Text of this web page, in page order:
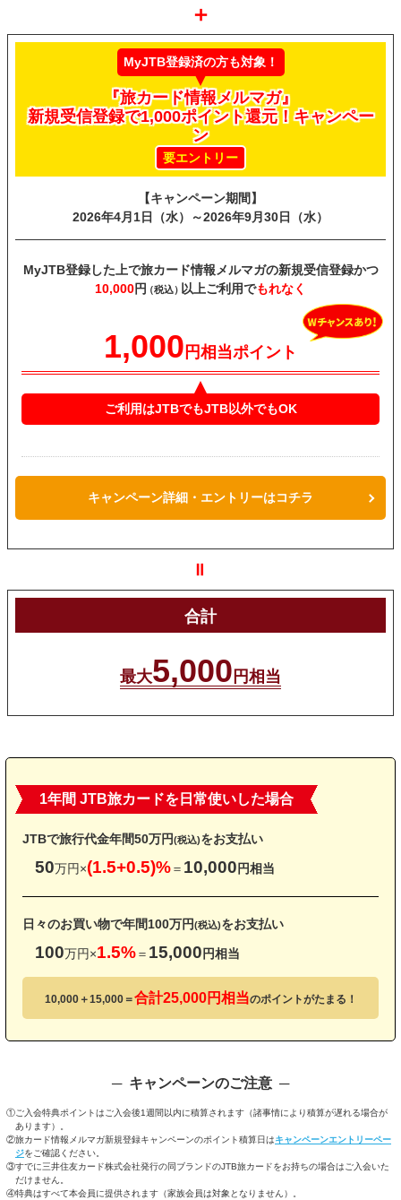
＋
MyJTB登録済の方も対象！
『旅カード情報メルマガ』
新規受信登録で1,000ポイント還元！キャンペー
ン
要エントリー
【キャンペーン期間】
2026年4月1日（水）～2026年9月30日（水）
MyJTB登録した上で旅カード情報メルマガの新規受信登録かつ
10,000円（税込）以上ご利用でもれなく
1,000 円相当ポイント
ご利用はJTBでもJTB以外でもOK
キャンペーン詳細・エントリーはコチラ
＝
合計
最大5,000 円相当
1年間 JTB旅カードを日常使いした場合
JTBで旅行代金年間50万円(税込)をお支払い
50万円×(1.5+0.5)%＝ 10,000 円相当
日々のお買い物で年間100万円(税込)をお支払い
100万円×1.5%＝ 15,000 円相当
10,000＋15,000＝合計25,000円相当のポイントがたまる！
キャンペーンのご注意
①ご入会特典ポイントはご入会後1週間以内に積算されます（諸事情により積算が遅れる場合が
あります）。
②旅カード情報メルマガ新規登録キャンペーンのポイント積算日はキャンペーンエントリーペー
ジをご確認ください。
③すでに三井住友カード株式会社発行の同ブランドのJTB旅カードをお持ちの場合はご入会いた
だけません。
④特典はすべて本会員に提供されます（家族会員は対象となりません）。